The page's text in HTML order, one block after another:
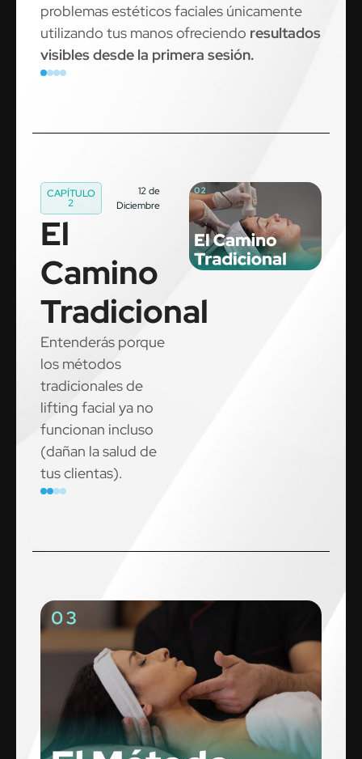
problemas estéticos faciales únicamente
utilizando tus manos ofreciendo resultados
visibles desde la primera sesión.
CAPÍTULO
2
12 de
Diciembre
El
Camino
Tradicional
Entenderás porque
los métodos
tradicionales de
lifting facial ya no
funcionan incluso
(dañan la salud de
tus clientas).